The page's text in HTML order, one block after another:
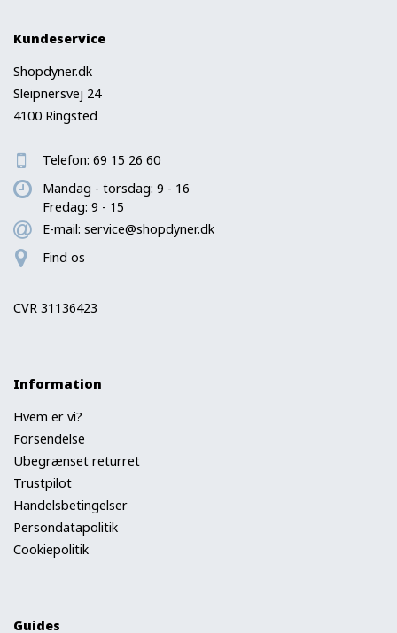
Kundeservice
Shopdyner.dk
Sleipnersvej 24
4100 Ringsted
Telefon: 69 15 26 60
Mandag - torsdag: 9 - 16
Fredag: 9 - 15
E-mail: service@shopdyner.dk
Find os
CVR 31136423
Information
Hvem er vi?
Forsendelse
Ubegrænset returret
Trustpilot
Handelsbetingelser
Persondatapolitik
Cookiepolitik
Guides